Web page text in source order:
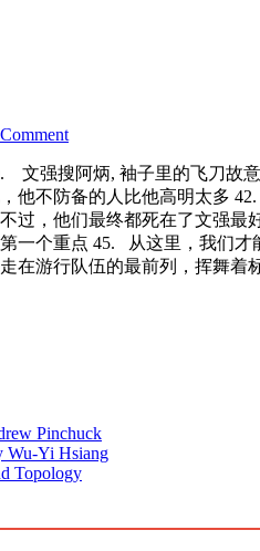
文强搜阿炳, 袖子里的飞刀故
他不防备的人比他高明太多
过，他们最终都死在了文强
一个重点 45. 从这里，我们
在游行队伍的最前列，挥舞
Pinchuck
Wu-Yi Hsiang
Topology